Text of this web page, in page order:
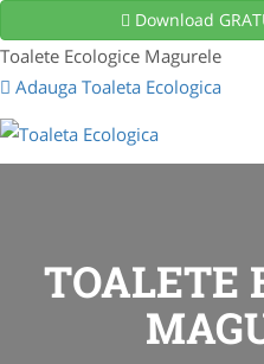
Download
Toalete Ecologice Magurele
Adauga Toaleta Ecologica
TOALETE